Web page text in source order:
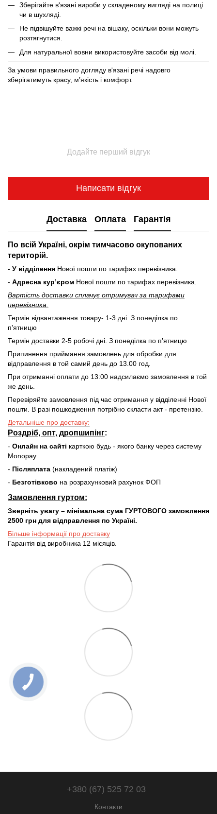
Зберігайте в'язані вироби у складеному вигляді на полиці
чи в шухляді.
Не підвішуйте важкі речі на вішаку, оскільки вони можуть
розтягнутися.
Для натуральної вовни використовуйте засоби від молі.
За умови правильного догляду в'язані речі надовго
зберігатимуть красу, м’якість і комфорт.
Додайте перший відгук
Написати відгук
Доставка Оплата Гарантія
По всій Україні, окрім тимчасово окупованих
територій.
- У відділення Нової пошти по тарифах перевізника.
- Адресна курʼєром Нової пошти по тарифах перевізника.
Вартість доставки cплачує отримувач за тарифами
перевізника.
Термін відвантаження товару- 1-3 дні. З понеділка по
пʼятницю
Термін доставки 2-5 робочі дні. З понеділка по пʼятницю
Припинення приймання замовлень для обробки для
відправлення в той самий день до 13.00 год.
При отриманні оплати до 13:00 надсилаємо замовлення в той
же день.
Перевіряйте замовлення під час отримання у відділенні Нової
пошти. В разі пошкодження потрібно скласти акт - претензію.
Детальніше про доставку:
Роздріб, опт, дропшипінг:
- Онлайн на сайті карткою будь - якого банку через систему
Monopay
- Післяплата (накладений платіж)
- Безготівково на розрахунковий рахунок ФОП
Замовлення гуртом:
Зверніть увагу – мінімальна сума ГУРТОВОГО замовлення
2500 грн для відправлення по Україні.
Більше інформації про доставку
Гарантія від виробника 12 місяців.
+380 (67) 525 72 03
Контакти